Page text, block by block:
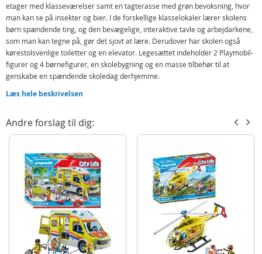
etager med klasseværelser samt en tagterasse med grøn bevoksning, hvor
man kan se på insekter og bier. I de forskellige klasselokaler lærer skolens
børn spændende ting, og den bevægelige, interaktive tavle og arbejdarkene,
som man kan tegne på, gør det sjovt at lære. Derudover har skolen også
kørestolsvenlige toiletter og en elevator. Legesættet indeholder 2 Playmobil-
figurer og 4 børnefigurer, en skolebygning og en masse tilbehør til at
genskabe en spændende skoledag derhjemme.
Indeholder:
2 Playmobil-figurer, 4 børnefigurer
Og meget mere
Detaljer:
Antal dele: 282
Alder: fra 4 år
Produktdetaljer
Læs hele beskrivelsen
Andre forslag til dig: